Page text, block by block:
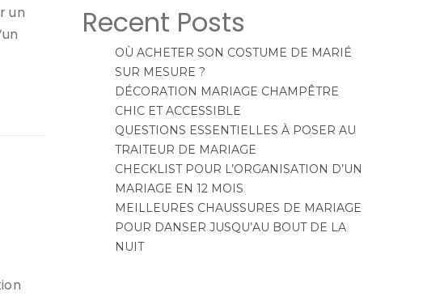
un
Recent Posts
OÙ ACHETER SON COSTUME DE MARIÉ
SUR MESURE ?
DÉCORATION MARIAGE CHAMPÊTRE
CHIC ET ACCESSIBLE
QUESTIONS ESSENTIELLES À POSER AU
TRAITEUR DE MARIAGE
CHECKLIST POUR L’ORGANISATION D’UN
MARIAGE EN 12 MOIS
MEILLEURES CHAUSSURES DE MARIAGE
POUR DANSER JUSQU’AU BOUT DE LA
NUIT